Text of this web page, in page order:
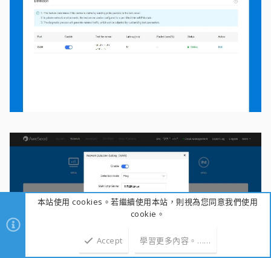
本站使用 cookies。若繼續使用本站，則視為您同意我們使用
cookie。
Accept 學習更多內容。……